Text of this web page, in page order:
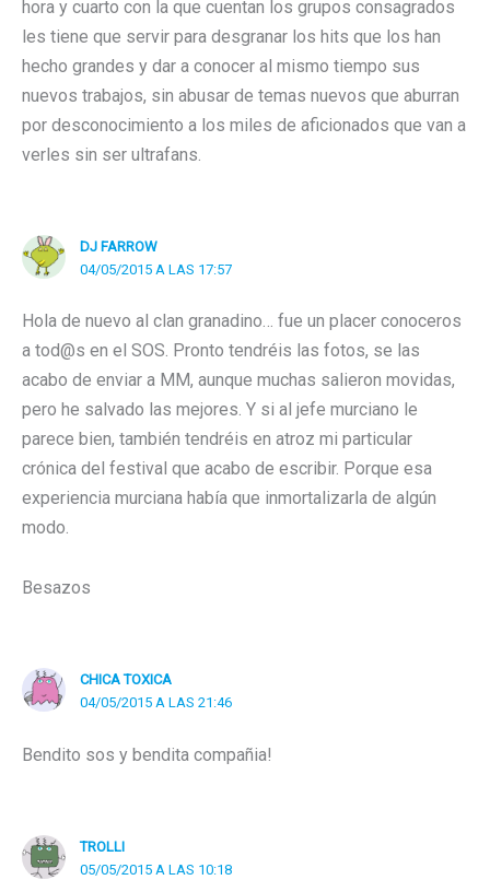
hora y cuarto con la que cuentan los grupos consagrados
les tiene que servir para desgranar los hits que los han
hecho grandes y dar a conocer al mismo tiempo sus
nuevos trabajos, sin abusar de temas nuevos que aburran
por desconocimiento a los miles de aficionados que van a
verles sin ser ultrafans.
DJ FARROW
04/05/2015 A LAS 17:57
Hola de nuevo al clan granadino… fue un placer conoceros
a tod@s en el SOS. Pronto tendréis las fotos, se las
acabo de enviar a MM, aunque muchas salieron movidas,
pero he salvado las mejores. Y si al jefe murciano le
parece bien, también tendréis en atroz mi particular
crónica del festival que acabo de escribir. Porque esa
experiencia murciana había que inmortalizarla de algún
modo.
Besazos
CHICA TOXICA
04/05/2015 A LAS 21:46
Bendito sos y bendita compañia!
TROLLI
05/05/2015 A LAS 10:18